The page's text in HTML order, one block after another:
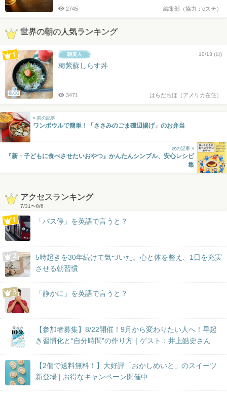
編集部（協力：eステ）
2745
世界の朝の人気ランキング
BLOG
10/13 (日)
梅紫蘇しらす丼
はらだちほ（アメリカ在住）
3471
« 前の記事
ワンボウルで簡単！「ささみのごま磯辺揚げ」のお弁当
次の記事 »
『新・子どもに食べさせたいおやつ』かんたんシンプル、安心レシピ
集
アクセスランキング
7/31〜8/6
「バス停」を英語で言うと？
5時起きを30年続けて気づいた。心と体を整え、1日を充実
させる朝習慣
「静かに」を英語で言うと？
【参加者募集】8/22開催！9月から変わりたい人へ！早起
き習慣化と“自分時間”の作り方｜ゲスト：井上皓史さん
【2個で送料無料！】大好評「おかしめいと」のスイーツ
新登場 | お得なキャンペーン開催中